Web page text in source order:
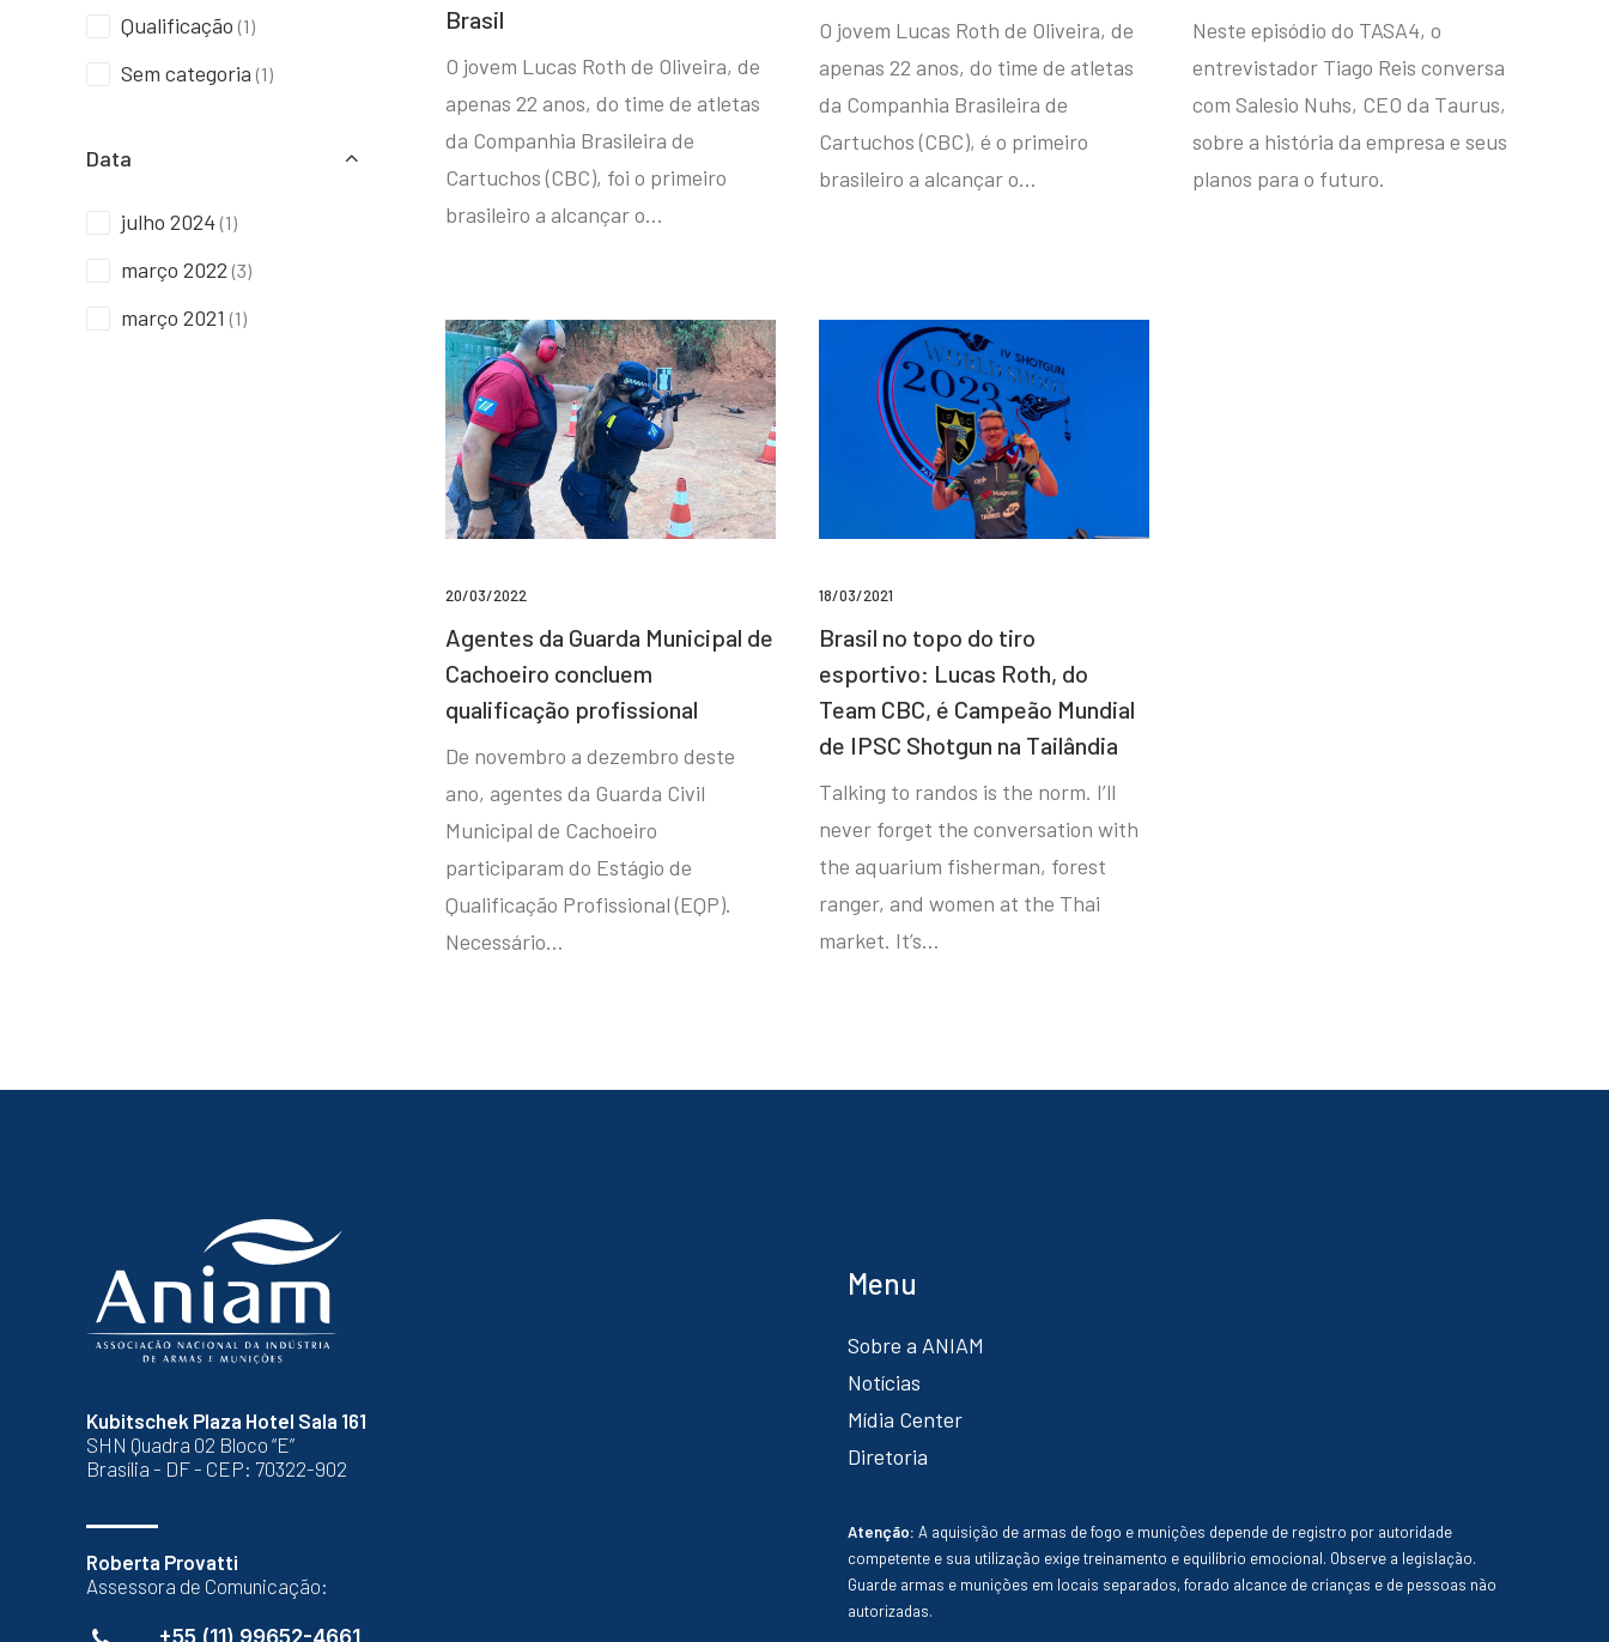
Qualificação (1)
Sem categoria (1)
Data
julho 2024 (1)
março 2022 (3)
março 2021 (1)
Brasil
O jovem Lucas Roth de Oliveira, de
apenas 22 anos, do time de atletas
da Companhia Brasileira de
Cartuchos (CBC), foi o primeiro
brasileiro a alcançar o…
O jovem Lucas Roth de Oliveira, de
apenas 22 anos, do time de atletas
da Companhia Brasileira de
Cartuchos (CBC), é o primeiro
brasileiro a alcançar o…
Neste episódio do TASA4, o
entrevistador Tiago Reis conversa
com Salesio Nuhs, CEO da Taurus,
sobre a história da empresa e seus
planos para o futuro.
20/03/2022
Agentes da Guarda Municipal de
Cachoeiro concluem
qualificação profissional
De novembro a dezembro deste
ano, agentes da Guarda Civil
Municipal de Cachoeiro
participaram do Estágio de
Qualificação Profissional (EQP).
Necessário…
18/03/2021
Brasil no topo do tiro
esportivo: Lucas Roth, do
Team CBC, é Campeão Mundial
de IPSC Shotgun na Tailândia
Talking to randos is the norm. I’ll
never forget the conversation with
the aquarium fisherman, forest
ranger, and women at the Thai
market. It’s…
Kubitschek Plaza Hotel Sala 161
SHN Quadra 02 Bloco “E”
Brasília - DF - CEP: 70322-902
Roberta Provatti
Assessora de Comunicação:
+55 (11) 99652-4661
Menu
Sobre a ANIAM
Notícias
Mídia Center
Diretoria
Atenção: A aquisição de armas de fogo e munições depende de registro por autoridade
competente e sua utilização exige treinamento e equilíbrio emocional. Observe a legislação.
Guarde armas e munições em locais separados, forado alcance de crianças e de pessoas não
autorizadas.